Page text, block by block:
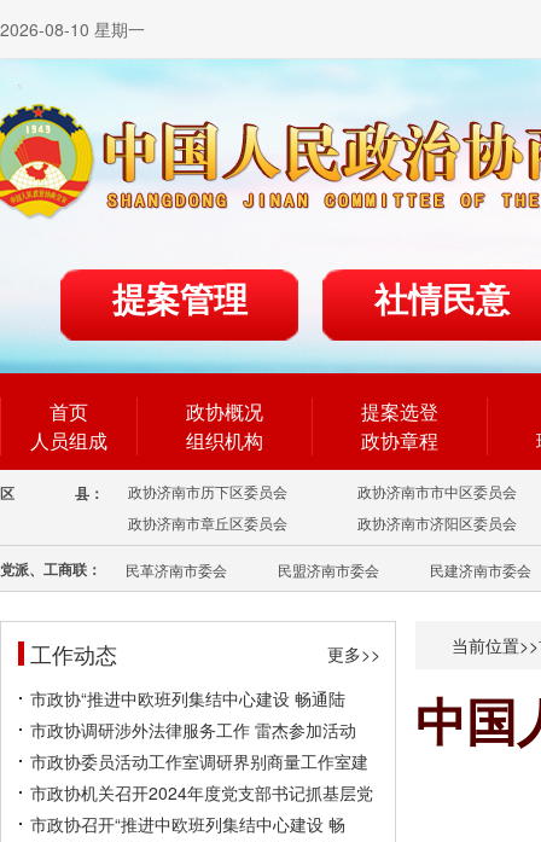
2026-08-10 星期一
提案管理 社情民意
首页
人员组成
政协概况
组织机构
提案选登
政协章程
区 县： 政协济南市历下区委员会
政协济南市市中区委员会
政协济南市章丘区委员会
政协济南市济阳区委员会
党派、工商联： 民革济南市委会 民盟济南市委会 民建济南市委会
工作动态
更多>>
市政协“推进中欧班列集结中心建设 畅通陆
市政协调研涉外法律服务工作 雷杰参加活动
市政协委员活动工作室调研界别商量工作室建
市政协机关召开2024年度党支部书记抓基层党
市政协召开“推进中欧班列集结中心建设 畅
当前位置>>
中国